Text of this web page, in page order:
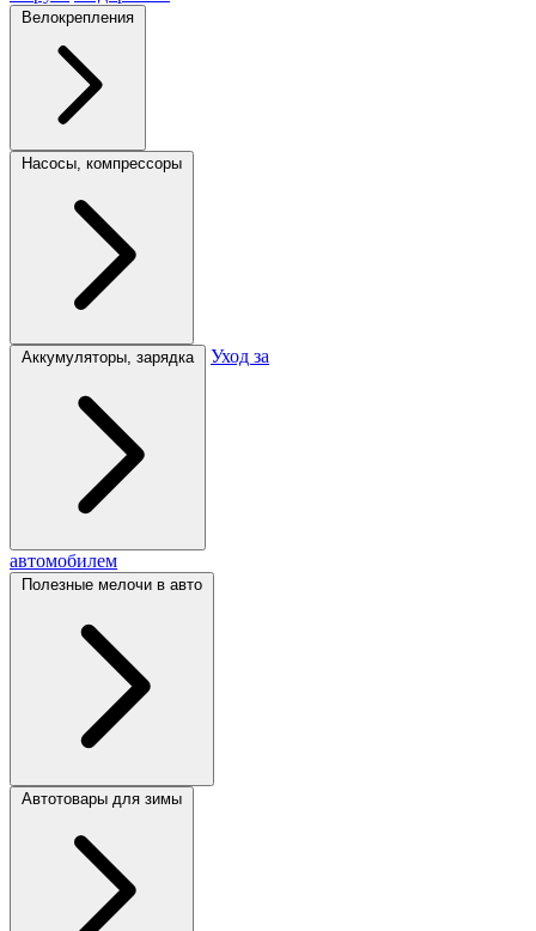
Велокрепления
Насосы, компрессоры
Аккумуляторы, зарядка Уход за
автомобилем
Полезные мелочи в авто
Автотовары для зимы